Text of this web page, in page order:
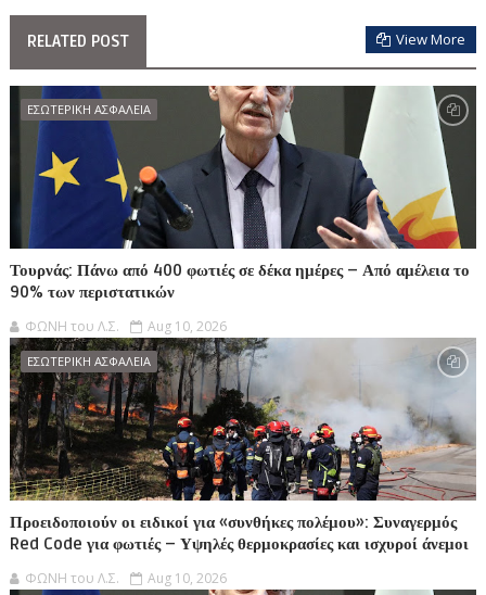
RELATED POST View More
ΕΣΩΤΕΡΙΚΗ ΑΣΦΑΛΕΙΑ
Τουρνάς: Πάνω από 400 φωτιές σε δέκα ημέρες – Από αμέλεια το
90% των περιστατικών
ΦΩΝΗ του Λ.Σ. Aug 10, 2026
ΕΣΩΤΕΡΙΚΗ ΑΣΦΑΛΕΙΑ
Προειδοποιούν οι ειδικοί για «συνθήκες πολέμου»: Συναγερμός
Red Code για φωτιές – Υψηλές θερμοκρασίες και ισχυροί άνεμοι
ΦΩΝΗ του Λ.Σ. Aug 10, 2026